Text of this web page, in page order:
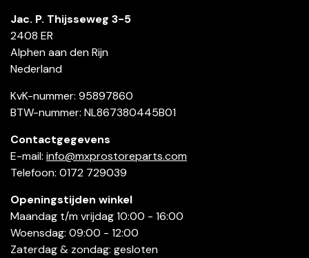
Jac. P. Thijsseweg 3-5
2408 ER
Alphen aan den Rijn
Nederland
KvK-nummer: 95897860
BTW-nummer: NL867380445B01
Contactgegevens
E-mail: info@mxprostoreparts.com
Telefoon: 0172 729039
Openingstijden winkel
Maandag t/m vrijdag 10:00 - 16:00
Woensdag: 09:00 - 12:00
Zaterdag & zondag: gesloten